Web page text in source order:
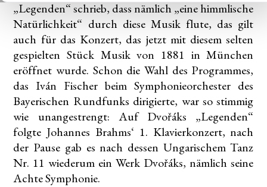
„Legenden“ schrieb, dass nämlich „eine himmlische
Natürlichkeit“ durch diese Musik flute, das gilt
auch für das Konzert, das jetzt mit diesem selten
gespielten Stück Musik von 1881 in München
eröffnet wurde. Schon die Wahl des Programmes,
das Iván Fischer beim Symphonieorchester des
Bayerischen Rundfunks dirigierte, war so stimmig
wie unangestrengt: Auf Dvořáks „Legenden“
folgte Johannes Brahms‘ 1. Klavierkonzert, nach
der Pause gab es nach dessen Ungarischem Tanz
Nr. 11 wiederum ein Werk Dvořáks, nämlich seine
Achte Symphonie.